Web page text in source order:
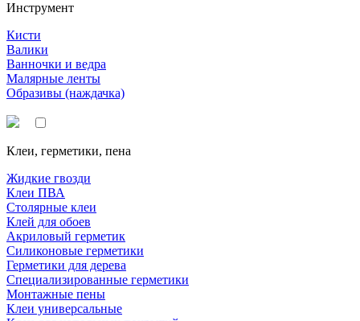
Инструмент
Кисти
Валики
Ванночки и ведра
Малярные ленты
Образивы (наждачка)
Клеи, герметики, пена
Жидкие гвозди
Клеи ПВА
Столярные клеи
Клей для обоев
Акриловый герметик
Силиконовые герметики
Герметики для дерева
Специализированные герметики
Монтажные пены
Клеи универсальные